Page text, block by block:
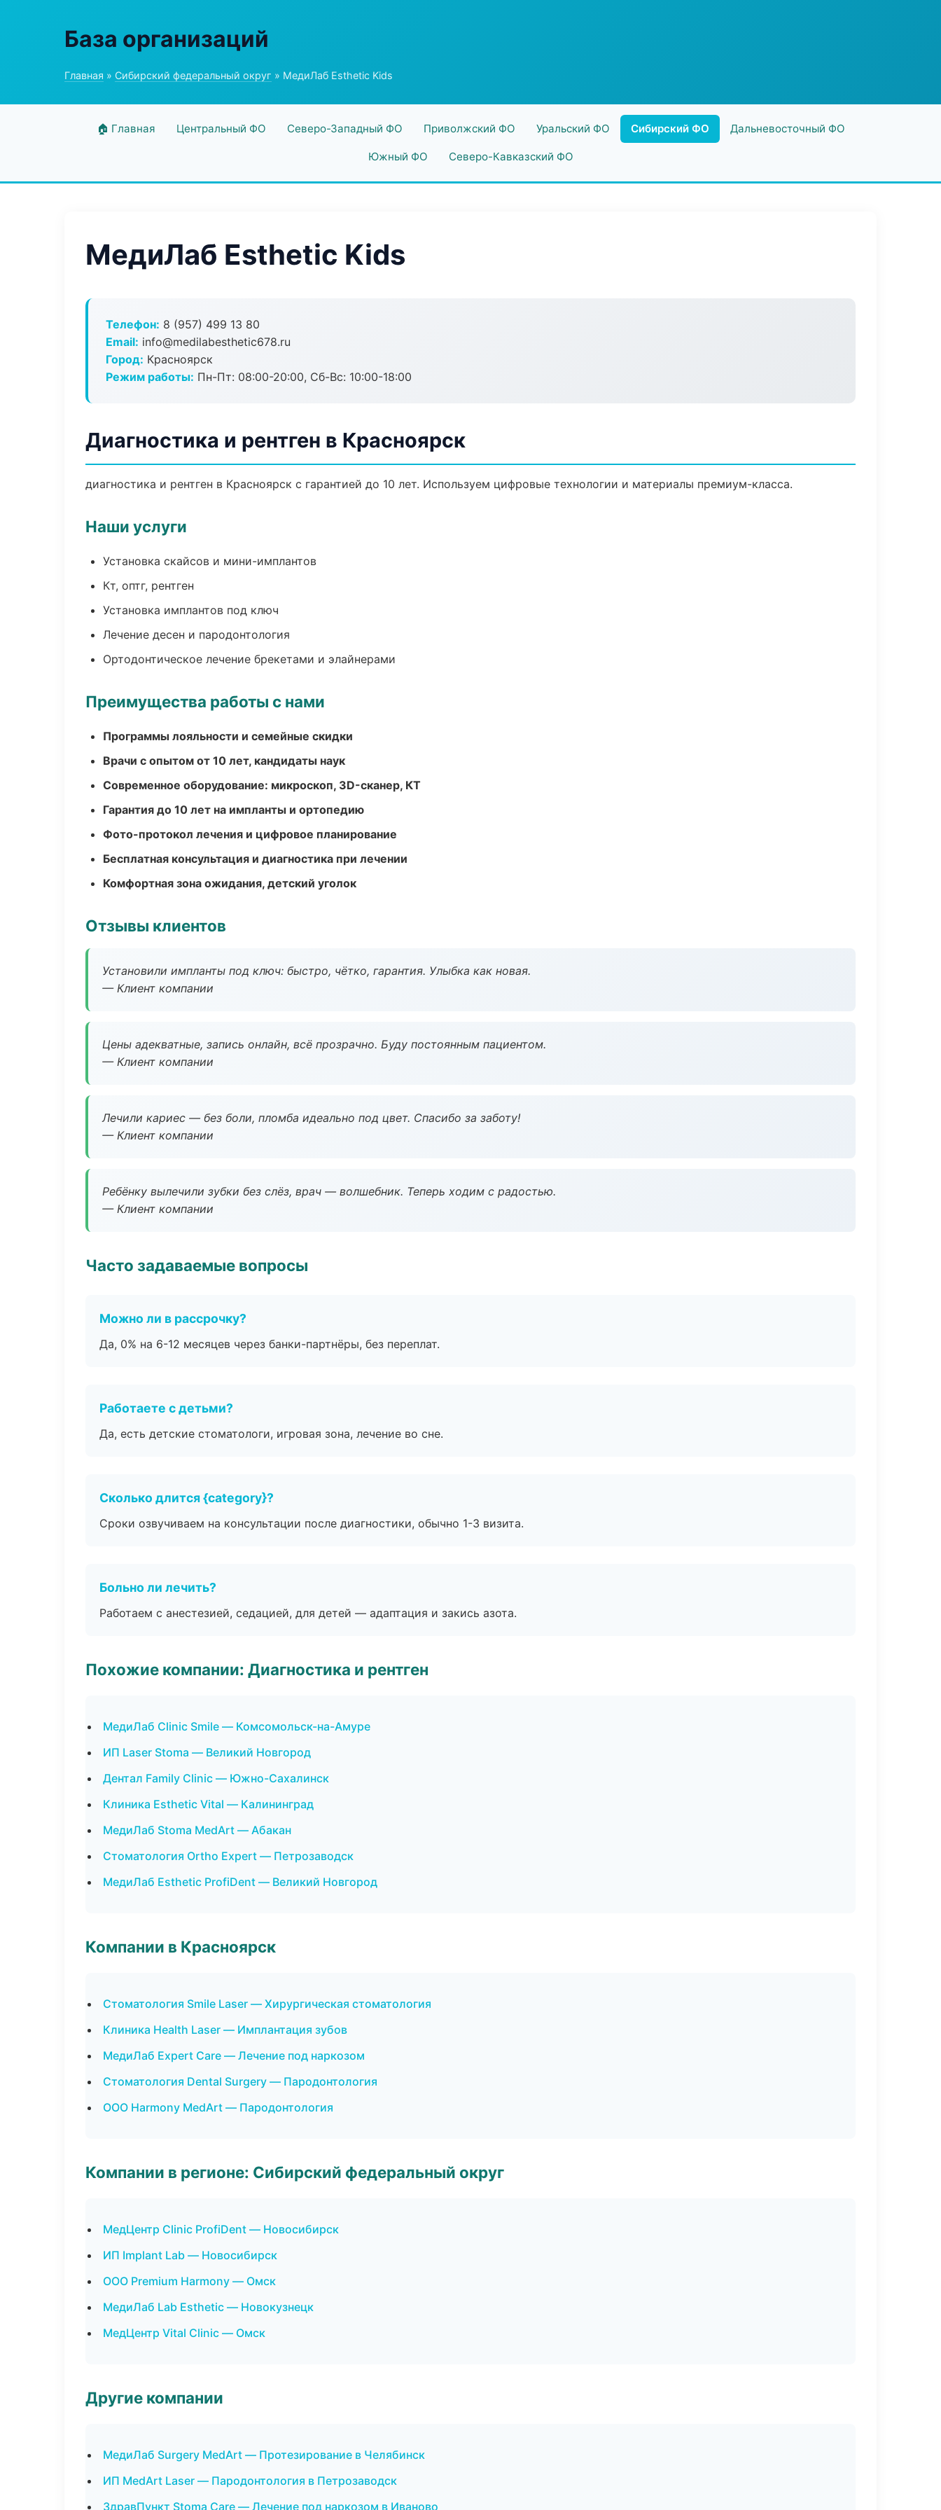
База организаций
Главная » Сибирский федеральный округ » МедиЛаб Esthetic Kids
🏠 Главная Центральный ФО Северо-Западный ФО Приволжский ФО Уральский ФО Сибирский ФО Дальневосточный ФО
Южный ФО Северо-Кавказский ФО
МедиЛаб Esthetic Kids
Телефон: 8 (957) 499 13 80
Email: info@medilabesthetic678.ru
Город: Красноярск
Режим работы: Пн-Пт: 08:00-20:00, Сб-Вс: 10:00-18:00
Диагностика и рентген в Красноярск
диагностика и рентген в Красноярск с гарантией до 10 лет. Используем цифровые технологии и материалы премиум-класса.
Наши услуги
Установка скайсов и мини-имплантов
Кт, оптг, рентген
Установка имплантов под ключ
Лечение десен и пародонтология
Ортодонтическое лечение брекетами и элайнерами
Преимущества работы с нами
Программы лояльности и семейные скидки
Врачи с опытом от 10 лет, кандидаты наук
Современное оборудование: микроскоп, 3D-сканер, КТ
Гарантия до 10 лет на импланты и ортопедию
Фото-протокол лечения и цифровое планирование
Бесплатная консультация и диагностика при лечении
Комфортная зона ожидания, детский уголок
Отзывы клиентов
Установили импланты под ключ: быстро, чётко, гарантия. Улыбка как новая.
— Клиент компании
Цены адекватные, запись онлайн, всё прозрачно. Буду постоянным пациентом.
— Клиент компании
Лечили кариес — без боли, пломба идеально под цвет. Спасибо за заботу!
— Клиент компании
Ребёнку вылечили зубки без слёз, врач — волшебник. Теперь ходим с радостью.
— Клиент компании
Часто задаваемые вопросы
Можно ли в рассрочку?
Да, 0% на 6-12 месяцев через банки-партнёры, без переплат.
Работаете с детьми?
Да, есть детские стоматологи, игровая зона, лечение во сне.
Сколько длится {category}?
Сроки озвучиваем на консультации после диагностики, обычно 1-3 визита.
Больно ли лечить?
Работаем с анестезией, седацией, для детей — адаптация и закись азота.
Похожие компании: Диагностика и рентген
МедиЛаб Clinic Smile — Комсомольск-на-Амуре
ИП Laser Stoma — Великий Новгород
Дентал Family Clinic — Южно-Сахалинск
Клиника Esthetic Vital — Калининград
МедиЛаб Stoma MedArt — Абакан
Стоматология Ortho Expert — Петрозаводск
МедиЛаб Esthetic ProfiDent — Великий Новгород
Компании в Красноярск
Стоматология Smile Laser — Хирургическая стоматология
Клиника Health Laser — Имплантация зубов
МедиЛаб Expert Care — Лечение под наркозом
Стоматология Dental Surgery — Пародонтология
ООО Harmony MedArt — Пародонтология
Компании в регионе: Сибирский федеральный округ
МедЦентр Clinic ProfiDent — Новосибирск
ИП Implant Lab — Новосибирск
ООО Premium Harmony — Омск
МедиЛаб Lab Esthetic — Новокузнецк
МедЦентр Vital Clinic — Омск
Другие компании
МедиЛаб Surgery MedArt — Протезирование в Челябинск
ИП MedArt Laser — Пародонтология в Петрозаводск
ЗдравПункт Stoma Care — Лечение под наркозом в Иваново